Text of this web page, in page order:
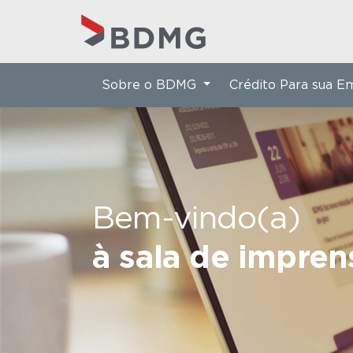
Bem-vindo(a)
à sala de
Sobre o BDMG Crédito Para sua